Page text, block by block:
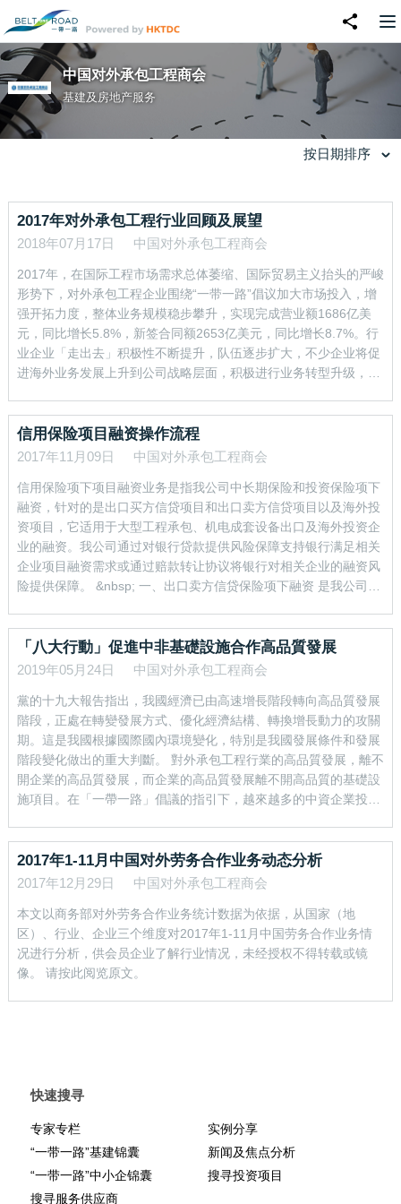
中国对外承包工程商会
基建及房地产服务
按日期排序
2017年对外承包工程行业回顾及展望
2018年07月17日 中国对外承包工程商会
2017年，在国际工程市场需求总体萎缩、国际贸易主义抬头的严峻
形势下，对外承包工程企业围绕“一带一路”倡议加大市场投入，增
强开拓力度，整体业务规模稳步攀升，实现完成营业额1686亿美
元，同比增长5.8%，新签合同额2653亿美元，同比增长8.7%。行
业企业「走出去」积极性不断提升，队伍逐步扩大，不少企业将促
进海外业务发展上升到公司战略层面，积极进行业务转型升级，有
行业发展特点 一、从市场分布来看，业务加速向“一带一路”沿线国
家集中 2017年，行业企业在“一带一路”沿线国家市场新签合同额
1443亿美元，占同期新签合同额的54.4%，完成营业额855亿美
建设、产能合作、能源、产业园区等。 亚�
信用保险项目融资操作流程
2017年11月09日 中国对外承包工程商会
信用保险项下项目融资业务是指我公司中长期保险和投资保险项下
融资，针对的是出口买方信贷项目和出口卖方信贷项目以及海外投
资项目，它适用于大型工程承包、机电成套设备出口及海外投资企
业的融资。我公司通过对银行贷款提供风险保障支持银行满足相关
企业项目融资需求或通过赔款转让协议将银行对相关企业的融资风
险提供保障。 &nbsp; 一、出口卖方信贷保险项下融资 是我公司提
的，对因政治风险或商业风险引起的出口方在商务合同项下应收的
延付款损失承担赔偿责任。经我公司同意，出口方在将保单项下的
赔偿权益转让给贷款银行，可以向银行申请融资。如进口方未按商
时，我公司根据《赔款权益转�
「八大行動」促進中非基礎設施合作高品質發展
2019年05月24日 中国对外承包工程商会
黨的十九大報告指出，我國經濟已由高速增長階段轉向高品質發展
階段，正處在轉變發展方式、優化經濟結構、轉換增長動力的攻關
期。這是我國根據國際國內環境變化，特別是我國發展條件和發展
階段變化做出的重大判斷。 對外承包工程行業的高品質發展，離不
開企業的高品質發展，而企業的高品質發展離不開高品質的基礎設
施項目。在「一帶一路」倡議的指引下，越來越多的中資企業投身
時，在行業快速發展的過程中，各種挑戰、矛盾、風險開始逐漸顯
現。 近年來，中國鐵建堅持「共商、共建、共用」基本原則，牢固
樹立新發展理念，以打造高品質的基礎設施為目標，深入推動理念
取得了歷史性突破，在推�
2017年1-11月中国对外劳务合作业务动态分析
2017年12月29日 中国对外承包工程商会
本文以商务部对外劳务合作业务统计数据为依据，从国家（地
区）、行业、企业三个维度对2017年1-11月中国劳务合作业务情
况进行分析，供会员企业了解行业情况，未经授权不得转载或镜
像。 请按此阅览原文。
快速搜寻
专家专栏
实例分享
“一带一路”基建锦囊
新闻及焦点分析
“一带一路”中小企锦囊
搜寻投资项目
搜寻服务供应商